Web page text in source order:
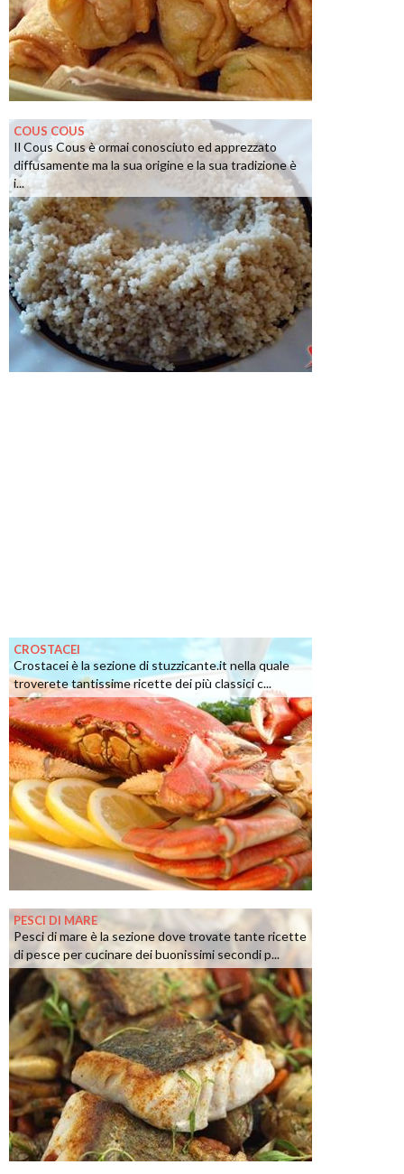
COUS COUS
Il Cous Cous è ormai conosciuto ed apprezzato
diffusamente ma la sua origine e la sua tradizione è
i...
CROSTACEI
Crostacei è la sezione di stuzzicante.it nella quale
troverete tantissime ricette dei più classici c...
PESCI DI MARE
Pesci di mare è la sezione dove trovate tante ricette
di pesce per cucinare dei buonissimi secondi p...